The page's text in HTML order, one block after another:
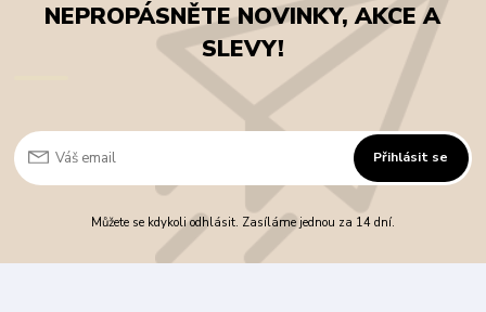
NEPROPÁSNĚTE NOVINKY, AKCE A
SLEVY!
Přihlásit se
Můžete se kdykoli odhlásit. Zasíláme jednou za 14 dní.